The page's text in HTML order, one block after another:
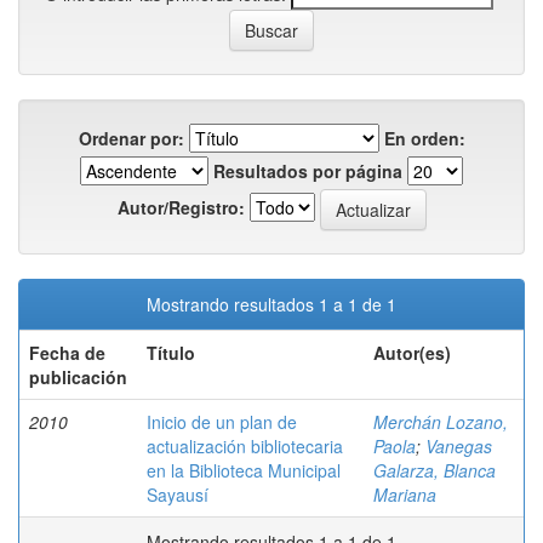
Ordenar por:
En orden:
Resultados por página
Autor/Registro:
Mostrando resultados 1 a 1 de 1
Fecha de
publicación
Título Autor(es)
2010
Inicio de un plan de
actualización bibliotecaria
en la Biblioteca Municipal
Sayausí
Merchán Lozano,
Paola; Vanegas
Galarza, Blanca
Mariana